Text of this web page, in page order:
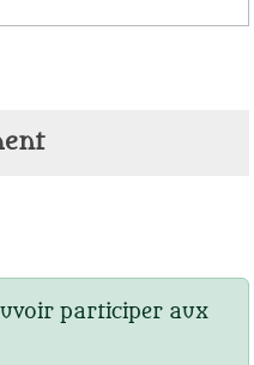
participer aux